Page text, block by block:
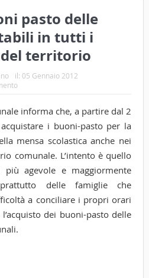
pasto delle
in tutti i
territorio
il: 05 Gennaio 2012
informa che, a partire dal 2
i buoni-pasto per la
mensa scolastica anche nei
comunale. L’intento è quello
agevole e maggiormente
delle famiglie che
a conciliare i propri orari
dei buoni-pasto delle